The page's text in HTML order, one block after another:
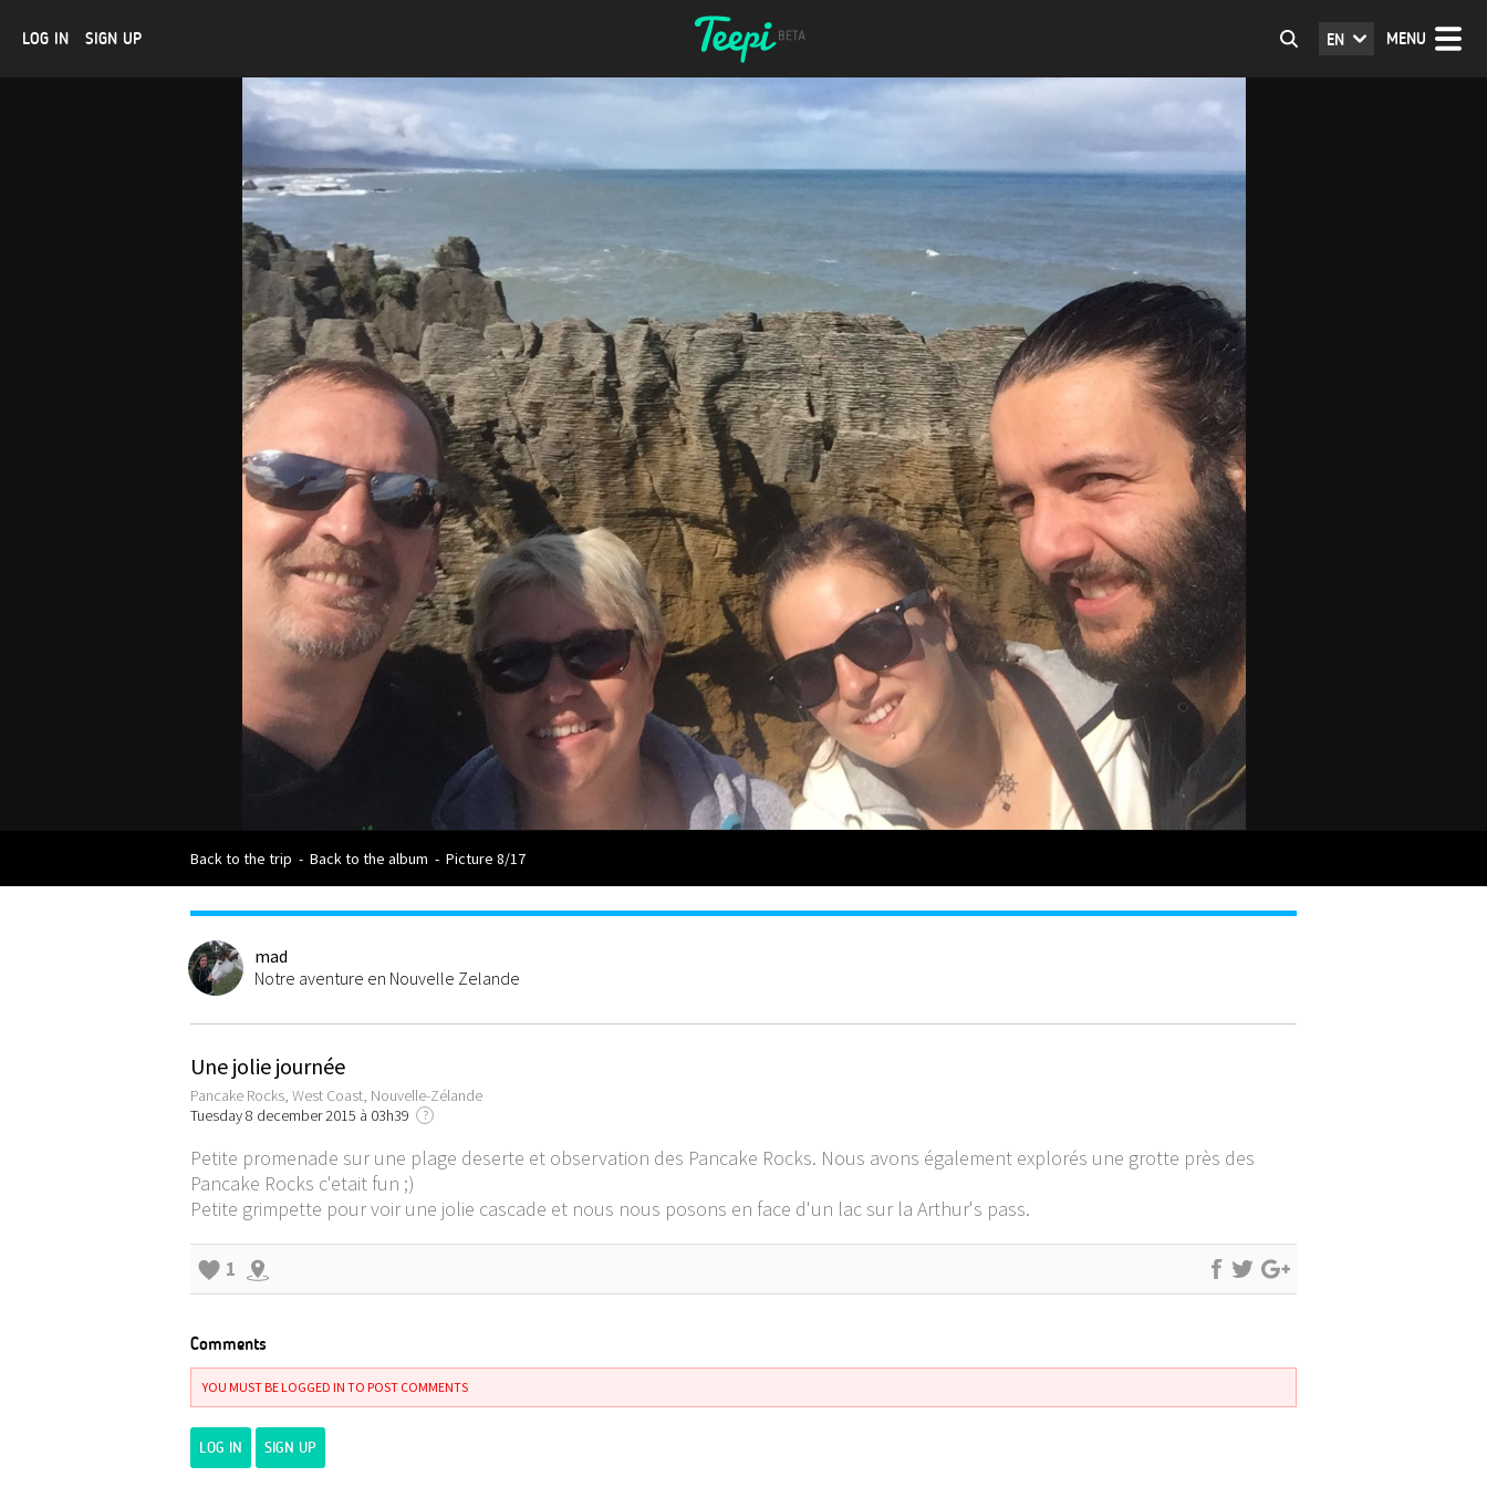
LOG IN SIGN UP MENU
EN
Back to the trip - Back to the album - Picture 8/17
mad
Notre aventure en Nouvelle Zelande
Une jolie journée
Pancake Rocks, West Coast, Nouvelle-Zélande
Tuesday 8 december 2015 à 03h39
?
Petite promenade sur une plage deserte et observation des Pancake Rocks. Nous avons également explorés une grotte près des
Pancake Rocks c'etait fun ;)
Petite grimpette pour voir une jolie cascade et nous nous posons en face d'un lac sur la Arthur's pass.
1
Comments
YOU MUST BE LOGGED IN TO POST COMMENTS
LOG IN SIGN UP